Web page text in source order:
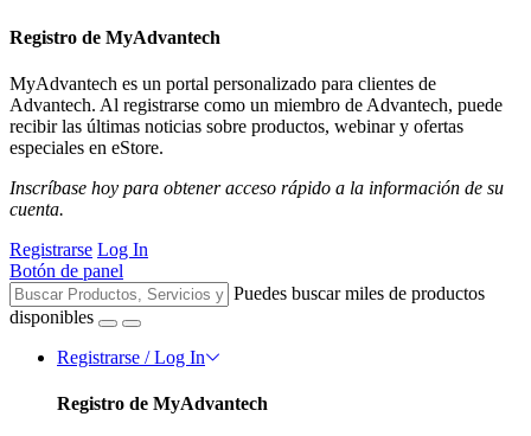
Registro de MyAdvantech
MyAdvantech es un portal personalizado para clientes de
Advantech. Al registrarse como un miembro de Advantech, puede
recibir las últimas noticias sobre productos, webinar y ofertas
especiales en eStore.
Inscríbase hoy para obtener acceso rápido a la información de su
cuenta.
Registrarse Log In
Botón de panel
Puedes buscar miles de productos
disponibles
Registrarse / Log In
Registro de MyAdvantech